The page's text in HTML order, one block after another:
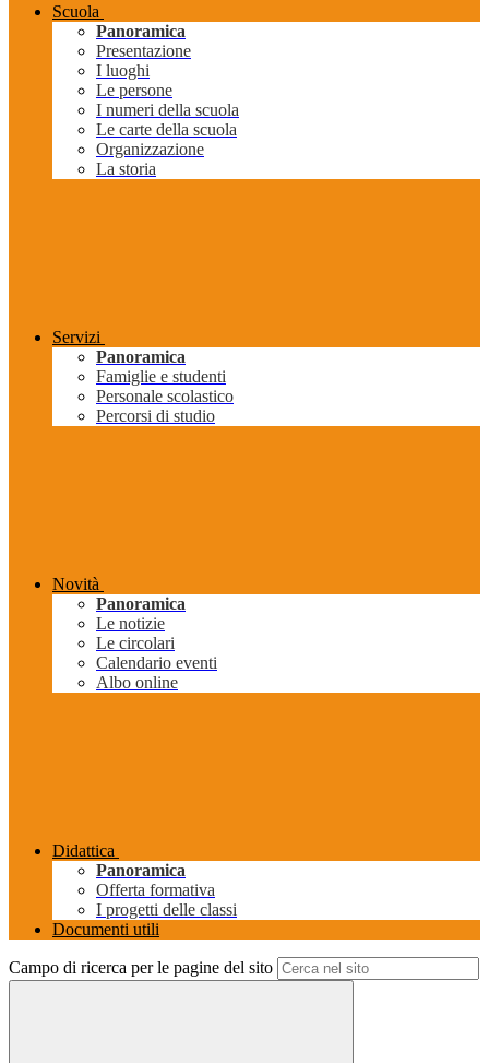
Scuola
Panoramica
Presentazione
I luoghi
Le persone
I numeri della scuola
Le carte della scuola
Organizzazione
La storia
Servizi
Panoramica
Famiglie e studenti
Personale scolastico
Percorsi di studio
Novità
Panoramica
Le notizie
Le circolari
Calendario eventi
Albo online
Didattica
Panoramica
Offerta formativa
I progetti delle classi
Documenti utili
Campo di ricerca per le pagine del sito